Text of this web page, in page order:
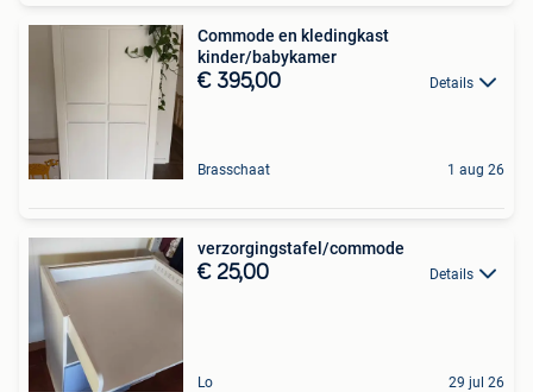
Commode en kledingkast
kinder/babykamer
€ 395,00 Details
Brasschaat 1 aug 26
verzorgingstafel/commode
€ 25,00 Details
Lo 29 jul 26